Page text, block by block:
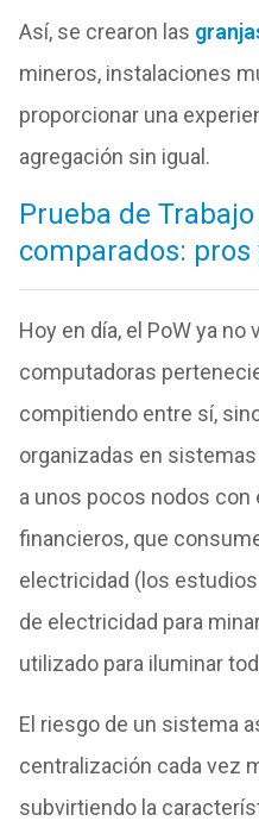
Así, se crearon las
mineros, instalaciones
proporcionar una
agregación sin igual.
Prueba de
comparados: pros
Hoy en día, el PoW ya no
computadoras
compitiendo entre sí,
organizadas en
a unos pocos nodos
financieros, que
electricidad (los
de electricidad para
utilizado para iluminar
El riesgo de un sistema
centralización cada vez
subvirtiendo la